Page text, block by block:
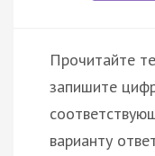
Прочитайте
запишите
варианту